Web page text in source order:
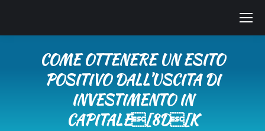
COME OTTENERE UN ESITO
POSITIVO DALL’USCITA DI
INVESTIMENTO IN
CAPITALE[8D[K